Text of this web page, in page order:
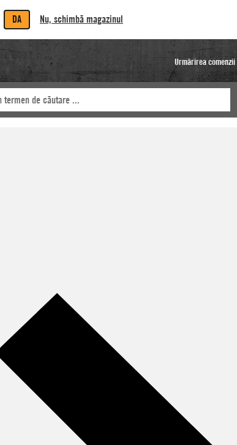
DA Nu, schimbă magazinul
Urmărirea comenzii